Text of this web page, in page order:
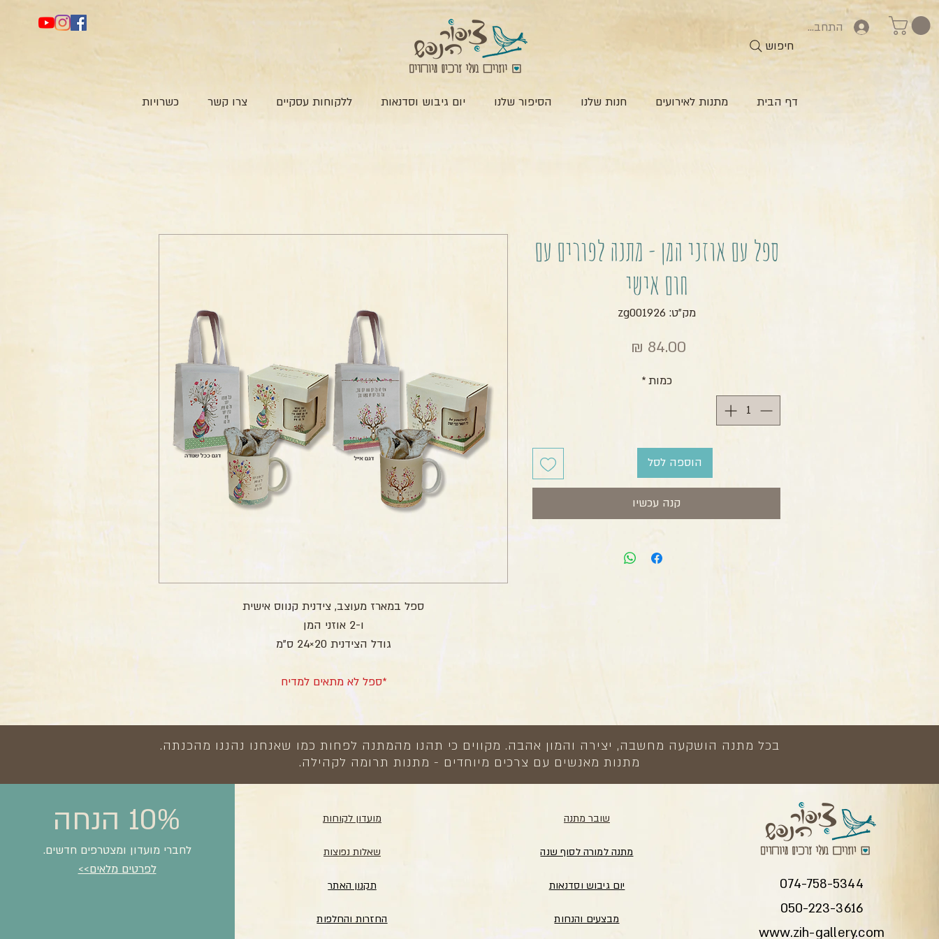
התחברות
חיפוש
דף הבית מתנות לאירועים חנות שלנו הסיפור שלנו יום גיבוש וסדנאות ללקוחות עסקיים צרו קשר כשרויות
ספל במארז מעוצב, צידנית קנווס אישית
ו-2 אוזני המן
גודל הצידנית 20×24 ס”מ
*ספל לא מתאים למדיח
ספל עם אוזני המן - מתנה לפורים עם
חום אישי
מק"ט: zg001926
כמות *
הוספה לסל
קנה עכשיו
בכל מתנה הושקעה מחשבה, יצירה והמון אהבה. מקווים כי תהנו מהמתנה לפחות כמו שאנחנו נהננו מהכנתה.
מתנות מאנשים עם צרכים מיוחדים - מתנות תרומה לקהילה.
10% הנחה
לחברי מועדון ומצטרפים חדשים.
לפרטים מלאים>>
מועדון לקוחות
שאלות נפוצות
תקנון האתר
החזרות והחלפות
שובר מתנה
מתנה למורה לסוף שנה
יום גיבוש וסדנאות
מבצעים והנחות
074-758-5344
050-223-3616
www.zih-gallery.com